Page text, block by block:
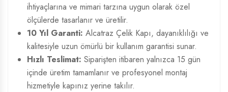
ihtiyaçlarına ve mimari tarzına uygun olarak özel
ölçülerde tasarlanır ve üretilir.
10 Yıl Garanti: Alcatraz Çelik Kapı, dayanıklılığı ve
kalitesiyle uzun ömürlü bir kullanım garantisi sunar.
Hızlı Teslimat: Siparişten itibaren yalnızca 15 gün
içinde üretim tamamlanır ve profesyonel montaj
hizmetiyle kapınız yerine takılır.